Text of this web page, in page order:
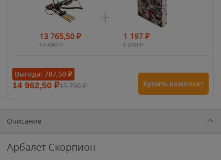
13 765,50₽
14 490₽
1 197₽
1 260₽
Выгода: 787,50 ₽
14 962,50 ₽15 750₽ Купить комплект
Описание
Арбалет Скорпион